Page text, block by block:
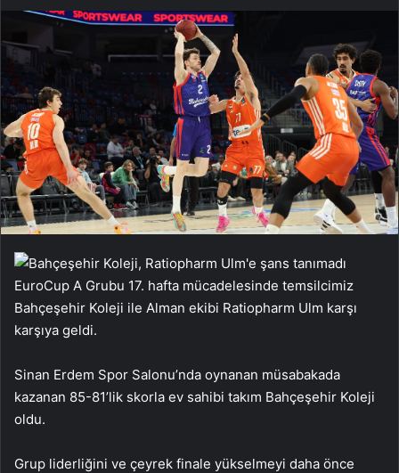
EuroCup A Grubu 17. hafta mücadelesinde temsilcimiz
Bahçeşehir Koleji ile Alman ekibi Ratiopharm Ulm karşı
karşıya geldi.
Sinan Erdem Spor Salonu’nda oynanan müsabakada
kazanan 85-81’lik skorla ev sahibi takım Bahçeşehir Koleji
oldu.
Grup liderliğini ve çeyrek finale yükselmeyi daha önce